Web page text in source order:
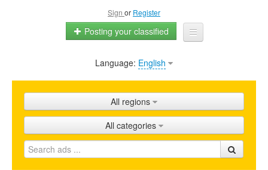
Sign or Register
Posting your classified
Home
Shops
Promotion
FAQ
Language: English
All regions
All categories